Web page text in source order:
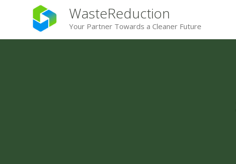
WasteReduction
Your Partner Towards a Cleaner Future